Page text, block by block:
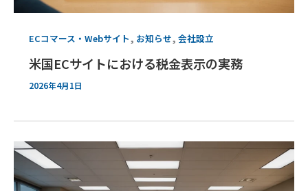
ECコマース・Webサイト, お知らせ, 会社設立
米国ECサイトにおける税金表示の実務
2026年4月1日